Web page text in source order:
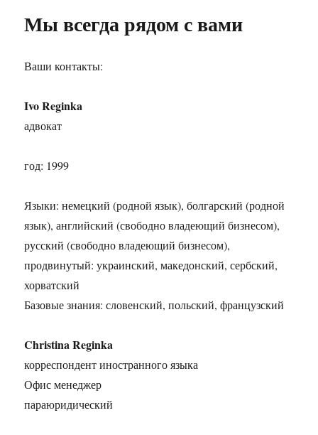
Мы всегда рядом с вами
Ваши контакты:
Ivo Reginka
адвокат
год: 1999
Языки: немецкий (родной язык), болгарский (родной
язык), английский (свободно владеющий бизнесом),
русский (свободно владеющий бизнесом),
продвинутый: украинский, македонский, сербский,
хорватский
Базовые знания: словенский, польский, французский
Christina Reginka
корреспондент иностранного языка
Офис менеджер
параюридический